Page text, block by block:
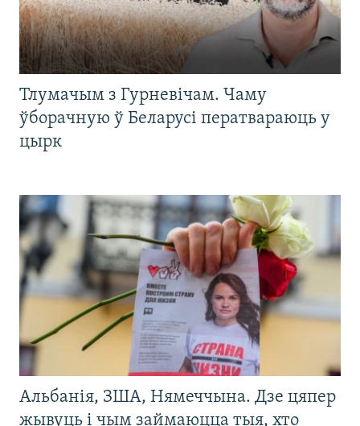
Тлумачым з Гурневічам. Чаму
ўборачную ў Беларусі ператвараюць у
цырк
Альбанія, ЗША, Нямеччына. Дзе цяпер
жывуць і чым займаюцца тыя, хто